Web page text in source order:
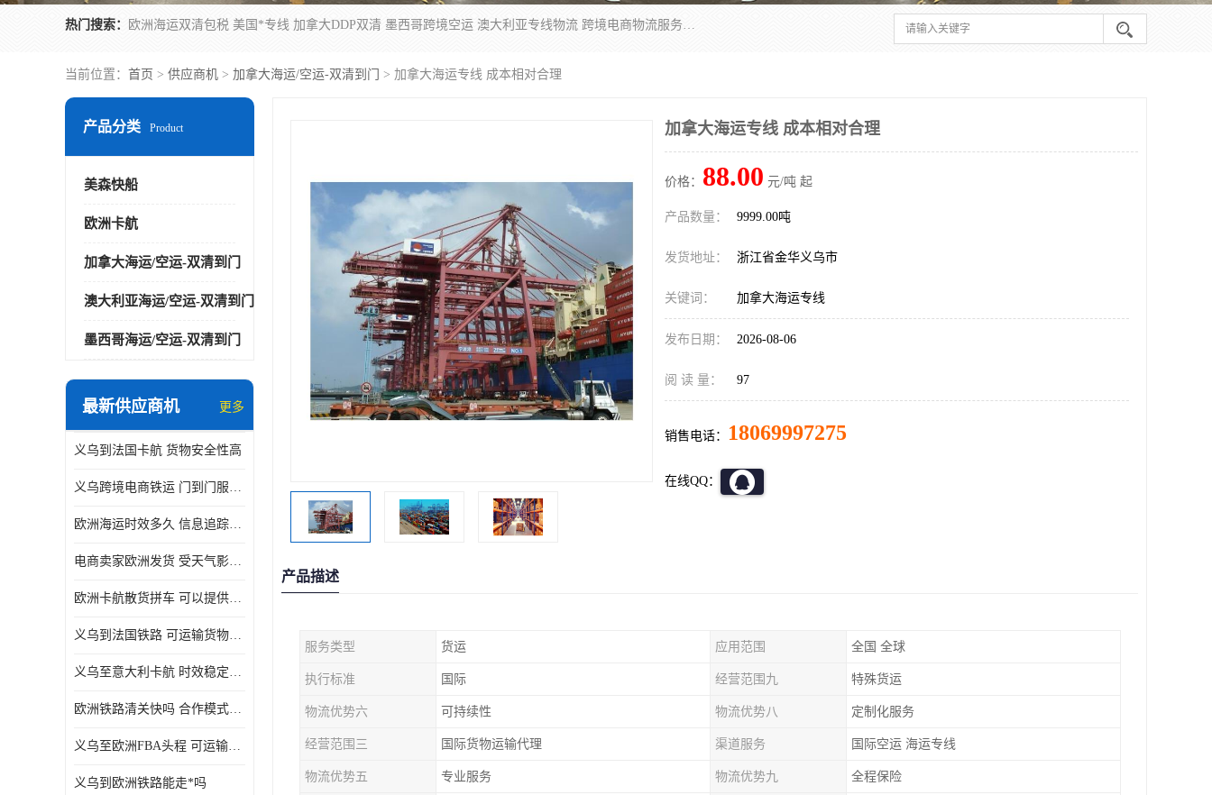
热门搜索： 欧洲海运双清包税 美国*专线 加拿大DDP双清 墨西哥跨境空运 澳大利亚专线物流 跨境电商物流服务 国际快递到门服务 海运*渠道 一站式跨境物流解决方案 TikTok/SHEIN专线 电商平台FBA头程运输 国际铁路运输欧洲 UPS/DDHL/联邦快递跨境 美国双清到门物流 跨境*运输
当前位置： 首页 > 供应商机 > 加拿大海运/空运-双清到门 > 加拿大海运专线 成本相对合理
产品分类 Product
美森快船
欧洲卡航
加拿大海运/空运-双清到门
澳大利亚海运/空运-双清到门
墨西哥海运/空运-双清到门
最新供应商机 更多
义乌到法国卡航 货物安全性高
义乌跨境电商铁运 门到门服务便捷
欧洲海运时效多久 信息追踪及时
电商卖家欧洲发货 受天气影响小
欧洲卡航散货拼车 可以提供个性化服务
义乌到法国铁路 可运输货物种类多
义乌至意大利卡航 时效稳定有保障
欧洲铁路清关快吗 合作模式多样
义乌至欧洲FBA头程 可运输货物种类多
义乌到欧洲铁路能走*吗
加拿大海运专线 成本相对合理
价格： 88.00 元/吨 起
产品数量： 9999.00吨
发货地址： 浙江省金华义乌市
关键词： 加拿大海运专线
发布日期： 2026-08-06
阅 读 量： 97
销售电话： 18069997275
在线QQ：
产品描述
服务类型 货运 应用范围 全国 全球
执行标准 国际 经营范围九 特殊货运
物流优势六 可持续性 物流优势八 定制化服务
经营范围三 国际货物运输代理 渠道服务 国际空运 海运专线
物流优势五 专业服务 物流优势九 全程保险